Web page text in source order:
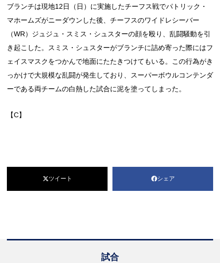
ブランチは現地12日（日）に実施したチーフス戦でパトリック・
マホームズがニーダウンした後、チーフスのワイドレシーバー
（WR）ジュジュ・スミス・シュスターの顔を殴り、乱闘騒動を引
き起こした。スミス・シュスターがブランチに詰め寄った際にはフ
ェイスマスクをつかんで地面にたたきつけてもいる。この行為がき
っかけで大規模な乱闘が発生しており、スーパーボウルコンテンダ
ーである両チームの白熱した試合に泥を塗ってしまった。
【C】
ツイート シェア
試合